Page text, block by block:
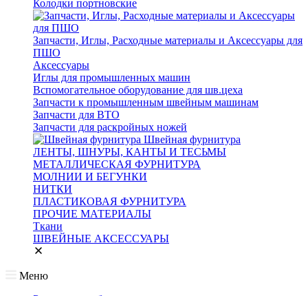
Колодки портновские
Запчасти, Иглы, Расходные материалы и Аксессуары для
ПШО
Аксессуары
Иглы для промышленных машин
Вспомогательное оборудование для шв.цеха
Запчасти к промышленным швейным машинам
Запчасти для ВТО
Запчасти для раскройных ножей
Швейная фурнитура
ЛЕНТЫ, ШНУРЫ, КАНТЫ И ТЕСЬМЫ
МЕТАЛЛИЧЕСКАЯ ФУРНИТУРА
МОЛНИИ И БЕГУНКИ
НИТКИ
ПЛАСТИКОВАЯ ФУРНИТУРА
ПРОЧИЕ МАТЕРИАЛЫ
Ткани
ШВЕЙНЫЕ АКСЕССУАРЫ
Меню